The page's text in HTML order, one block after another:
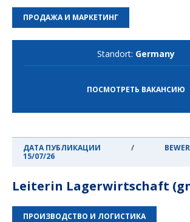
ПРОДАЖА И МАРКЕТИНГ
Standort: Germany
ПОСМОТРЕТЬ ВАКАНСИЮ
ДАТА ПУБЛИКАЦИИ
15/07/26
/
Leiterin Lagerwirtschaft
ПРОИЗВОДСТВО И ЛОГИСТИКА